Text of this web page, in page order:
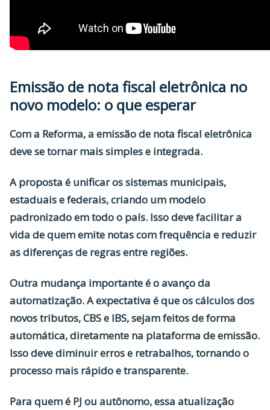
Emissão de nota fiscal eletrônica no
novo modelo: o que esperar
Com a Reforma, a emissão de nota fiscal eletrônica
deve se tornar mais simples e integrada.
A proposta é unificar os sistemas municipais,
estaduais e federais, criando um modelo
padronizado em todo o país. Isso deve facilitar a
vida de quem emite notas com frequência e reduzir
as diferenças de regras entre regiões.
Outra mudança importante é o avanço da
automatização. A expectativa é que os cálculos dos
novos tributos, CBS e IBS, sejam feitos de forma
automática, diretamente na plataforma de emissão.
Isso deve diminuir erros e retrabalhos, tornando o
processo mais rápido e transparente.
Para quem é PJ ou autônomo, essa atualização